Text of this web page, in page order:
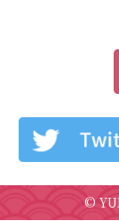
©